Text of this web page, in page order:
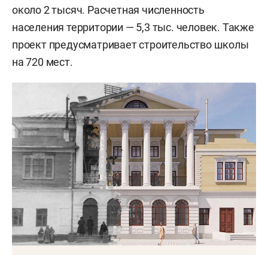
около 2 тысяч. Расчетная численность
населения территории — 5,3 тыс. человек. Также
проект предусматривает строительство школы
на 720 мест.